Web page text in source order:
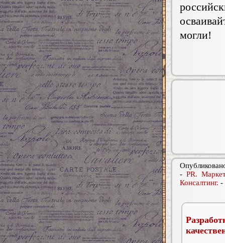
могли!
-PR.
Консалтинг. -